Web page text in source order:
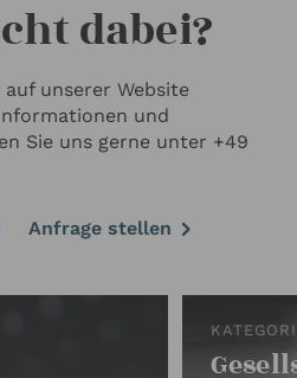
dabei?
unserer Website
und
Sie uns gerne unter +49
Anfrage stellen